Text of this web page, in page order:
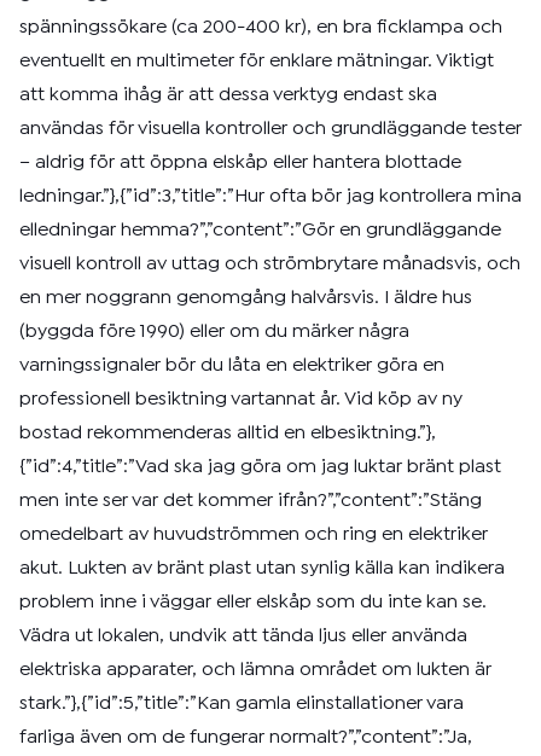
spänningssökare (ca 200-400 kr), en bra ficklampa och
eventuellt en multimeter för enklare mätningar. Viktigt
att komma ihåg är att dessa verktyg endast ska
användas för visuella kontroller och grundläggande tester
– aldrig för att öppna elskåp eller hantera blottade
ledningar.”},{”id”:3,”title”:”Hur ofta bör jag kontrollera mina
elledningar hemma?”,”content”:”Gör en grundläggande
visuell kontroll av uttag och strömbrytare månadsvis, och
en mer noggrann genomgång halvårsvis. I äldre hus
(byggda före 1990) eller om du märker några
varningssignaler bör du låta en elektriker göra en
professionell besiktning vartannat år. Vid köp av ny
bostad rekommenderas alltid en elbesiktning.”},
{”id”:4,”title”:”Vad ska jag göra om jag luktar bränt plast
men inte ser var det kommer ifrån?”,”content”:”Stäng
omedelbart av huvudströmmen och ring en elektriker
akut. Lukten av bränt plast utan synlig källa kan indikera
problem inne i väggar eller elskåp som du inte kan se.
Vädra ut lokalen, undvik att tända ljus eller använda
elektriska apparater, och lämna området om lukten är
stark.”},{”id”:5,”title”:”Kan gamla elinstallationer vara
farliga även om de fungerar normalt?”,”content”:”Ja,